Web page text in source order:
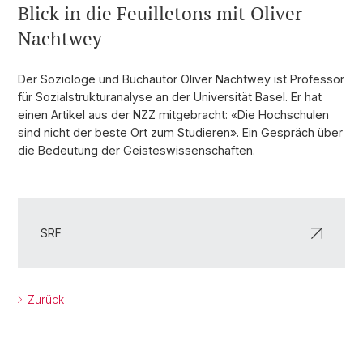
Blick in die Feuilletons mit Oliver
Nachtwey
Der Soziologe und Buchautor Oliver Nachtwey ist Professor
für Sozialstrukturanalyse an der Universität Basel. Er hat
einen Artikel aus der NZZ mitgebracht: «Die Hochschulen
sind nicht der beste Ort zum Studieren». Ein Gespräch über
die Bedeutung der Geisteswissenschaften.
SRF
Zurück